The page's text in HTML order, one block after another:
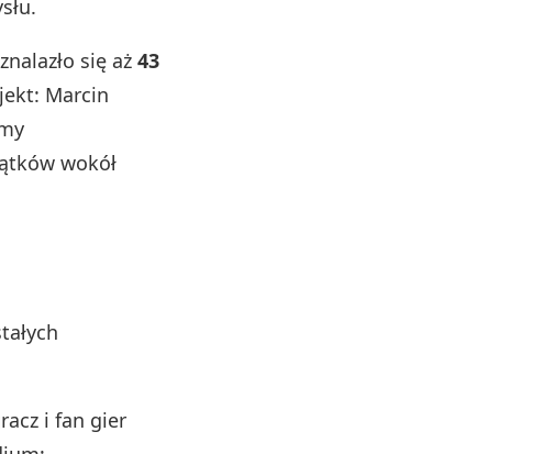
się aż 43
Marcin
wokół
i fan gier